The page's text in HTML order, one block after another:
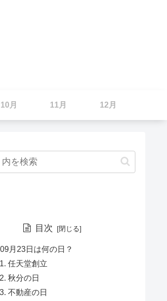
10月 11月 12月
目次
09月23日は何の日？
任天堂創立
秋分の日
不動産の日